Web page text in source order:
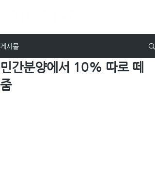
게시물
민간분양에서 10% 따로 떼
줌